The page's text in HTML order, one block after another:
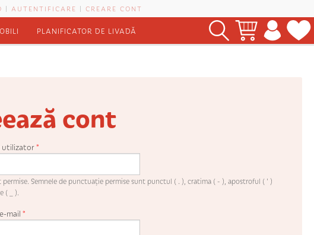
| AUTENTIFICARE | CREARE CONT
PLANIFICATOR DE LIVADĂ
cont
utilizator*
permise. Semnele de punctuaţie permise sunt punctul ( . ), cratima ( - ), apostroful ( ' )
( _ ).
mail*